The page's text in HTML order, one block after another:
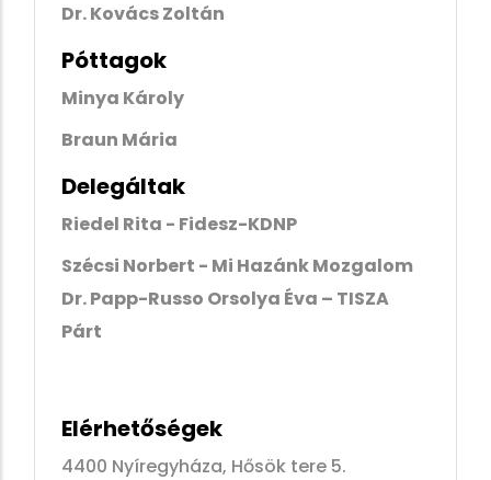
Dr. Kovács Zoltán
Póttagok
Minya Károly
Braun Mária
Delegáltak
Riedel Rita - Fidesz-KDNP
Szécsi Norbert - Mi Hazánk Mozgalom
Dr. Papp-Russo Orsolya Éva – TISZA
Párt
Elérhetőségek
4400 Nyíregyháza, Hősök tere 5.